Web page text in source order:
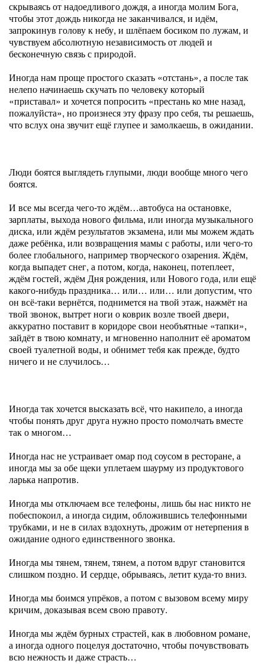
скрываясь от надоедливого дождя, а иногда молим Бога,
чтобы этот дождь никогда не заканчивался, и идём,
запрокинув голову к небу, и шлёпаем босиком по лужам, и
чувствуем абсолютную независимость от людей и
бесконечную связь с природой.
Иногда нам проще простого сказать «отстань», а после так
нелепо начинаешь скучать по человеку который
«приставал» и хочется попросить «престань ко мне назад,
пожалуйста», но произнеся эту фразу про себя, ты решаешь,
что вслух она звучит ещё глупее и замолкаешь, в ожидании.
Люди боятся выглядеть глупыми, люди вообще много чего
боятся.
И все мы всегда чего-то ждём…автобуса на остановке,
зарплаты, выхода нового фильма, или иногда музыкального
диска, или ждём результатов экзамена, или мы можем ждать
даже ребёнка, или возвращения мамы с работы, или чего-то
более глобального, например творческого озарения. Ждём,
когда выпадет снег, а потом, когда, наконец, потеплеет,
ждём гостей, ждём Дня рождения, или Нового года, или ещё
какого-нибудь праздника… или… или… или допустим, что
он всё-таки вернётся, поднимется на твой этаж, нажмёт на
твой звонок, вытрет ноги о коврик возле твоей двери,
аккуратно поставит в коридоре свои необъятные «тапки»,
зайдёт в твою комнату, и мгновенно наполнит её ароматом
своей туалетной воды, и обнимет тебя как прежде, будто
ничего и не случилось…
Иногда так хочется высказать всё, что накипело, а иногда
чтобы понять друг друга нужно просто помолчать вместе
так о многом…
Иногда нас не устраивает омар под соусом в ресторане, а
иногда мы за обе щеки уплетаем шаурму из продуктового
ларька напротив.
Иногда мы отключаем все телефоны, лишь бы нас никто не
побеспокоил, а иногда сидим, обложившись телефонными
трубками, и не в силах вздохнуть, дрожим от нетерпения в
ожидание одного единственного звонка.
Иногда мы тянем, тянем, тянем, а потом вдруг становится
слишком поздно. И сердце, обрываясь, летит куда-то вниз.
Иногда мы боимся упрёков, а потом с вызовом всему миру
кричим, доказывая всем свою правоту.
Иногда мы ждём бурных страстей, как в любовном романе,
а иногда одного поцелуя достаточно, чтобы почувствовать
всю нежность и даже страсть…